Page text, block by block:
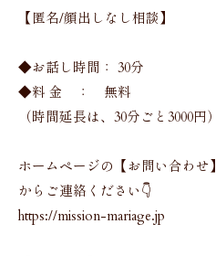
【匿名/顔出しなし相談】
◆お話し時間： 30分
◆料 金 ： 無料
（時間延長は、30分ごと3000円）
ホームページの【お問い合わせ】
からご連絡ください👇
https://mission-mariage.jp